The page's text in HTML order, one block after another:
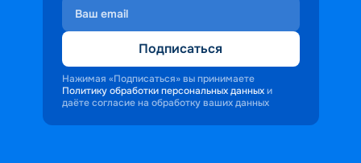
Подписаться
Нажимая «Подписаться» вы принимаете
Политику обработки персональных данных и
даёте согласие на обработку ваших данных